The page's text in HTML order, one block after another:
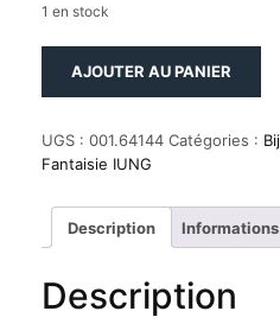
1 en stock
x
ag925rh
gris
rhodié
AJOUTER AU PANIER
UGS : 001.64144 Catégories :
Fantaisie IUNG
Description
Description